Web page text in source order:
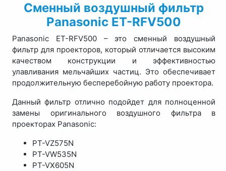
Сменный воздушный фильтр
Panasonic ET-RFV500
Panasonic ET-RFV500 – это сменный воздушный
фильтр для проекторов, который отличается высоким
качеством конструкции и эффективностью
улавливания мельчайших частиц. Это обеспечивает
продолжительную бесперебойную работу проектора.
Данный фильтр отлично подойдет для полноценной
замены оригинального воздушного фильтра в
проекторах Panasonic:
PT-VZ575N
PT-VW535N
PT-VX605N